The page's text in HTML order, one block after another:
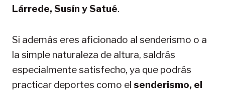
Lárrede, Susín y Satué.
Si además eres aficionado al senderismo o a
la simple naturaleza de altura, saldrás
especialmente satisfecho, ya que podrás
practicar deportes como el senderismo, el